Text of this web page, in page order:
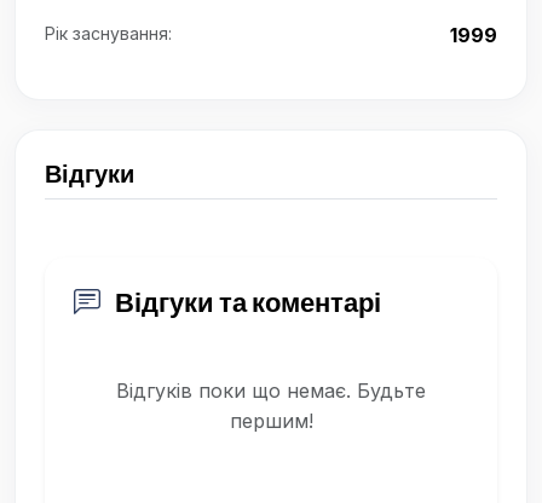
Рік заснування: 1999
Відгуки
Відгуки та коментарі
Відгуків поки що немає. Будьте
першим!